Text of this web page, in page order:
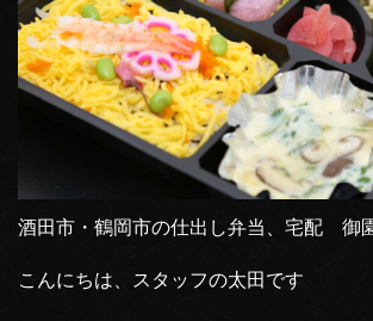
酒田市・鶴岡市の仕出し弁当、宅配 御
こんにちは、スタッフの太田です